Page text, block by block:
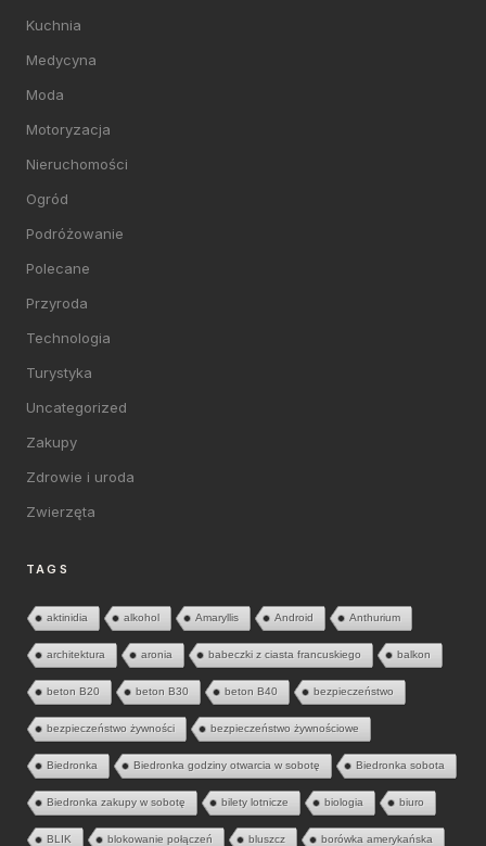
Kuchnia
Medycyna
Moda
Motoryzacja
Nieruchomości
Ogród
Podróżowanie
Polecane
Przyroda
Technologia
Turystyka
Uncategorized
Zakupy
Zdrowie i uroda
Zwierzęta
TAGS
aktinidia alkohol Amaryllis Android Anthurium
architektura aronia babeczki z ciasta francuskiego balkon
beton B20 beton B30 beton B40 bezpieczeństwo
bezpieczeństwo żywności bezpieczeństwo żywnościowe
Biedronka Biedronka godziny otwarcia w sobotę Biedronka sobota
Biedronka zakupy w sobotę bilety lotnicze biologia biuro
BLIK blokowanie połączeń bluszcz borówka amerykańska